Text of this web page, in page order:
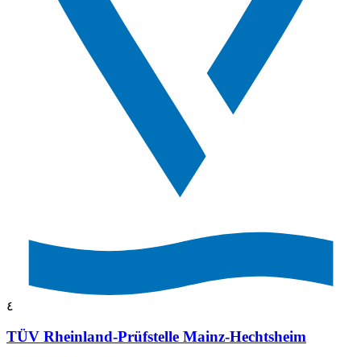
٤
TÜV Rheinland-Prüfstelle Mainz-Hechtsheim